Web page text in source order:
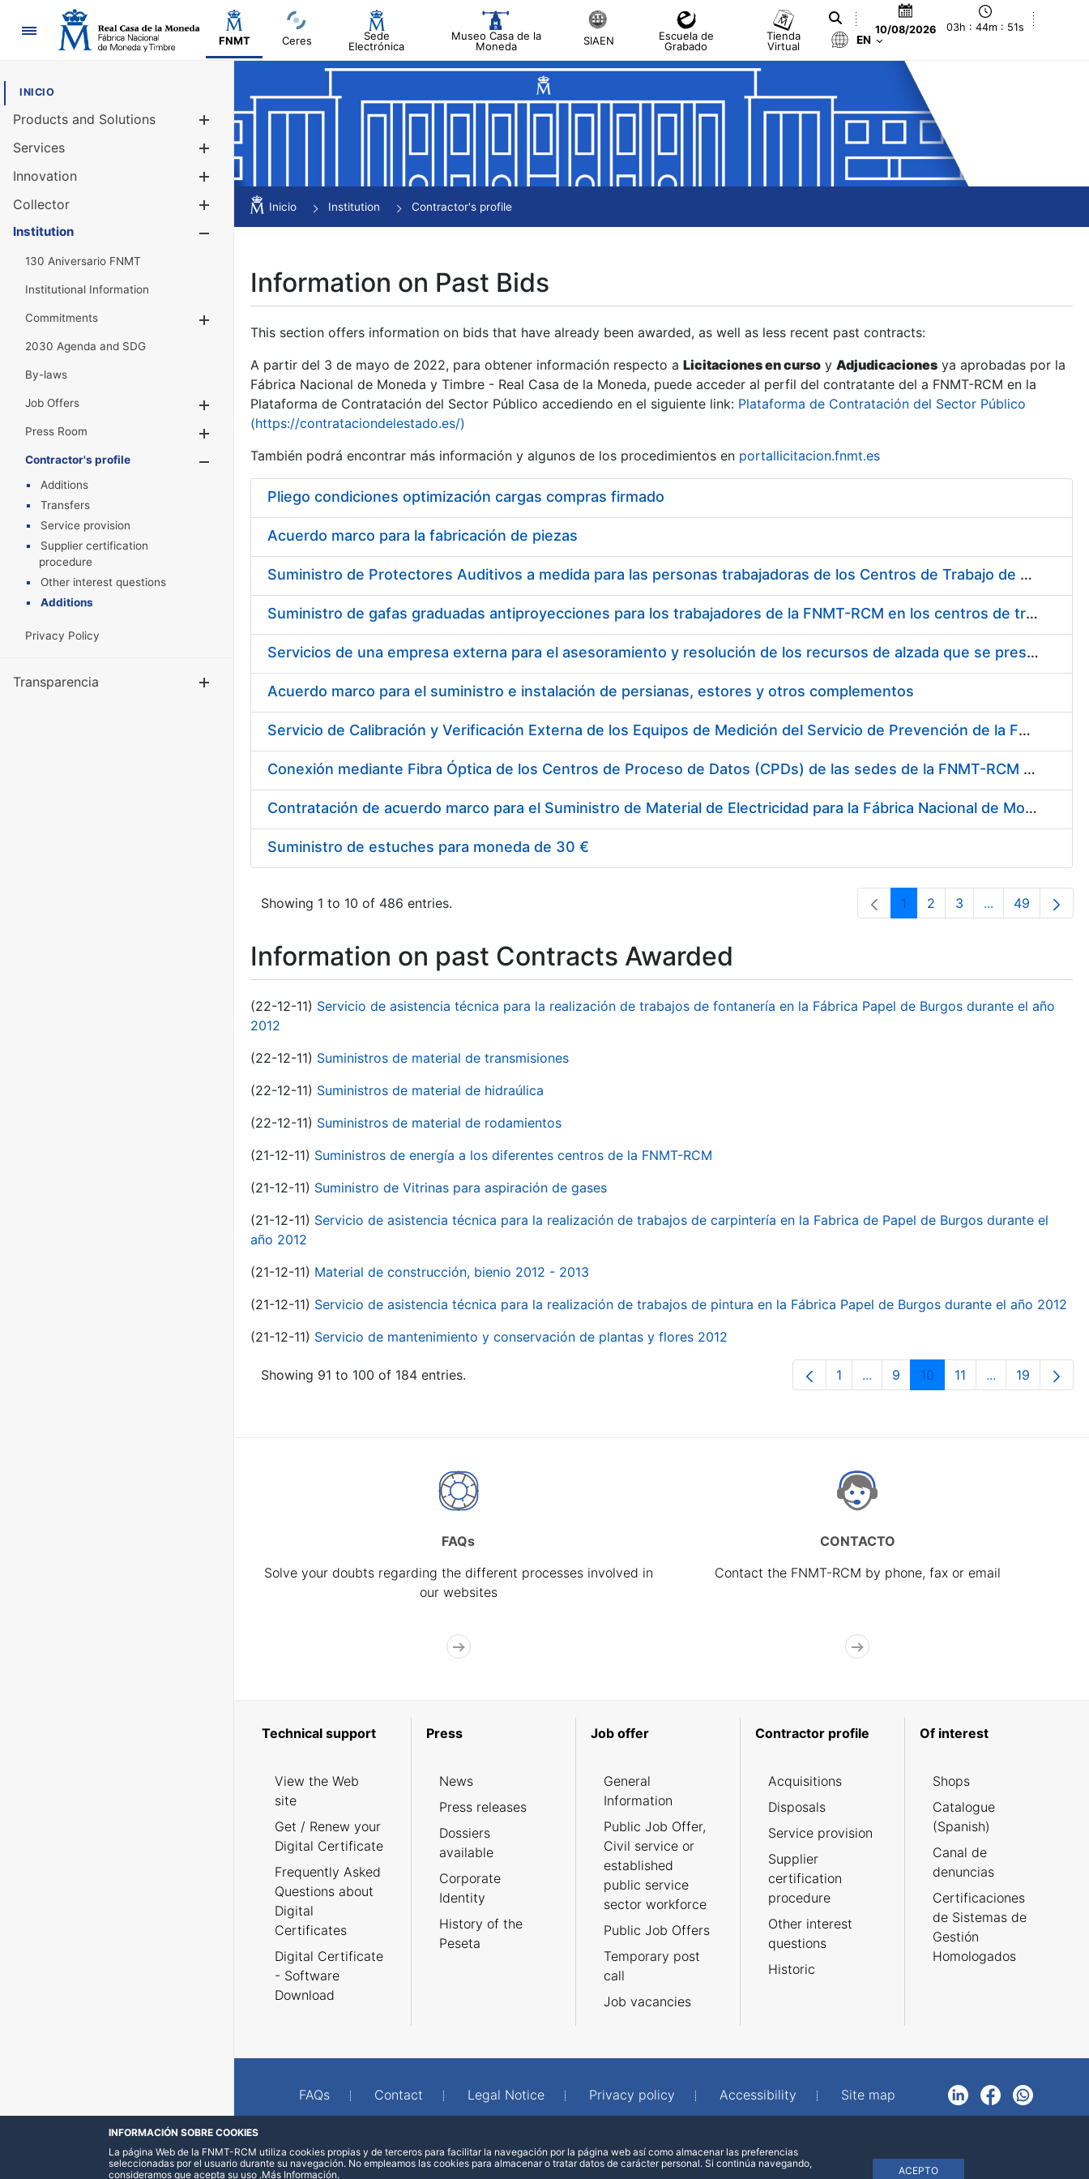
Navigation
FNMT Ceres
Sede
Electrónica
Museo Casa de la
Moneda
SIAEN
Escuela de
Grabado
Tienda
Virtual
10/08/2026 03h : 44m : 52s
EN
INICIO
Products and Solutions
Services
Innovation
Collector
Show/Hide
Institution
130 Aniversario FNMT
Institutional Information
Commitments
2030 Agenda and SDG
By-laws
Job Offers
Show/Hide
Press Room
Show/Hide
Contractor's profile
Show/Hide
Additions
Transfers
Service provision
Supplier certification
procedure
Other interest questions
Additions
Privacy Policy
Transparencia Show/Hide
Inicio Institution Contractor's profile
Information on Past Bids
This section offers information on bids that have already been awarded, as well as less recent past contracts:
A partir del 3 de mayo de 2022, para obtener información respecto a Licitaciones en curso y Adjudicaciones ya aprobadas por la
Fábrica Nacional de Moneda y Timbre - Real Casa de la Moneda, puede acceder al perfil del contratante del a FNMT-RCM en la
Plataforma de Contratación del Sector Público accediendo en el siguiente link: Plataforma de Contratación del Sector Público
(https://contrataciondelestado.es/)
También podrá encontrar más información y algunos de los procedimientos en portallicitacion.fnmt.es
Pliego condiciones optimización cargas compras firmado
Acuerdo marco para la fabricación de piezas
Suministro de Protectores Auditivos a medida para las personas trabajadoras de los Centros de Trabajo de Madrid y Burgos
Suministro de gafas graduadas antiproyecciones para los trabajadores de la FNMT-RCM en los centros de trabajo de Madrid y Burgos
Servicios de una empresa externa para el asesoramiento y resolución de los recursos de alzada que se presentan relacionados con procesos de selección para la FNMT-RCM
Acuerdo marco para el suministro e instalación de persianas, estores y otros complementos
Servicio de Calibración y Verificación Externa de los Equipos de Medición del Servicio de Prevención de la FNMT-RCM
Conexión mediante Fibra Óptica de los Centros de Proceso de Datos (CPDs) de las sedes de la FNMT-RCM de Burgos y Madrid
Contratación de acuerdo marco para el Suministro de Material de Electricidad para la Fábrica Nacional de Moneda y Timbre-Real Casa de la Moneda en su centro de trabajo de Burgos
Suministro de estuches para moneda de 30 €
Showing 1 to 10 of 486 entries. Page
1 Page
2 Page
3 ...Intermediate
Page
49
Information on past Contracts Awarded
(22-12-11) Servicio de asistencia técnica para la realización de trabajos de fontanería en la Fábrica Papel de Burgos durante el año
2012
(22-12-11) Suministros de material de transmisiones
(22-12-11) Suministros de material de hidraúlica
(22-12-11) Suministros de material de rodamientos
(21-12-11) Suministros de energía a los diferentes centros de la FNMT-RCM
(21-12-11) Suministro de Vitrinas para aspiración de gases
(21-12-11) Servicio de asistencia técnica para la realización de trabajos de carpintería en la Fabrica de Papel de Burgos durante el
año 2012
(21-12-11) Material de construcción, bienio 2012 - 2013
(21-12-11) Servicio de asistencia técnica para la realización de trabajos de pintura en la Fábrica Papel de Burgos durante el año 2012
(21-12-11) Servicio de mantenimiento y conservación de plantas y flores 2012
Showing 91 to 100 of 184 entries. Page
1 ...Intermediate Pages Use TAB to
Page
9 Page
10 Page
11 ...Intermediate
Page
19
FAQs
Solve your doubts regarding the different processes involved in
our websites
CONTACTO
Contact the FNMT-RCM by phone, fax or email
Technical support
View the Web
site
Get / Renew your
Digital Certificate
Frequently Asked
Questions about
Digital
Certificates
Digital Certificate
- Software
Download
Press
News
Press releases
Dossiers
available
Corporate
Identity
History of the
Peseta
Job offer
General
Information
Public Job Offer,
Civil service or
established
public service
sector workforce
Public Job Offers
Temporary post
call
Job vacancies
Contractor profile
Acquisitions
Disposals
Service provision
Supplier
certification
procedure
Other interest
questions
Historic
Of interest
Shops
Catalogue
(Spanish)
Canal de
denuncias
Certificaciones
de Sistemas de
Gestión
Homologados
FAQs Contact Legal Notice Privacy policy Accessibility Site map
LinkedInFacebookWhatsApp
INFORMACIÓN SOBRE COOKIES
La página Web de la FNMT-RCM utiliza cookies propias y de terceros para facilitar la navegación por la página web así como almacenar las preferencias
seleccionadas por el usuario durante su navegación. No empleamos las cookies para almacenar o tratar datos de carácter personal. Si continúa navegando,
consideramos que acepta su uso
ACEPTO
.Más Información.